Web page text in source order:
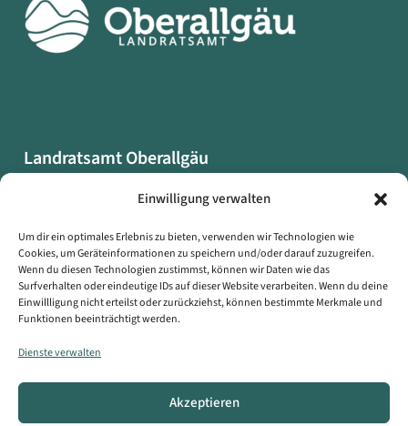
Einwilligung verwalten
Um dir ein optimales Erlebnis zu bieten, verwenden wir Technologien wie
Cookies, um Geräteinformationen zu speichern und/oder darauf zuzugreifen.
Wenn du diesen Technologien zustimmst, können wir Daten wie das
Surfverhalten oder eindeutige IDs auf dieser Website verarbeiten. Wenn du deine
Einwillligung nicht erteilst oder zurückziehst, können bestimmte Merkmale und
Funktionen beeinträchtigt werden.
Dienste verwalten
Akzeptieren
Landratsamt Oberallgäu
87527 Sonthofen
Datenschutzerklärung
Impressum
Erklärung zur Barrierefreiheit
Copyright © Landratsamt Oberallgäu